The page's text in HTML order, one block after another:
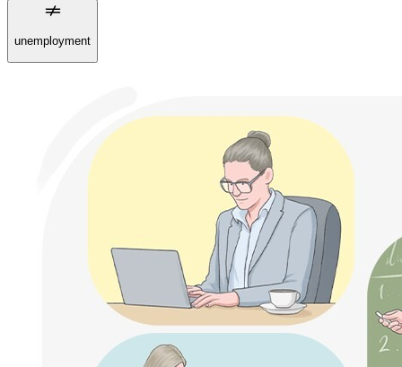
unemployment